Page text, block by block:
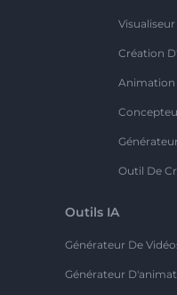
Création
Animation
Outil De
Outils IA
Générateur De
Générateur